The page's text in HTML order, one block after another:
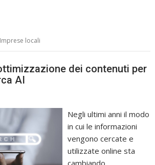
Imprese locali
dei contenuti per
AI
Negli ultimi anni il modo
in cui le informazioni
vengono cercate e
utilizzate online sta
cambiando